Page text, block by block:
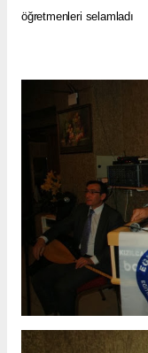
öğretmenleri selamladı